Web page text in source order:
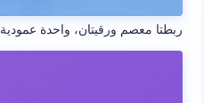
ربطتا معصم ورقيتان، واحدة عمودية